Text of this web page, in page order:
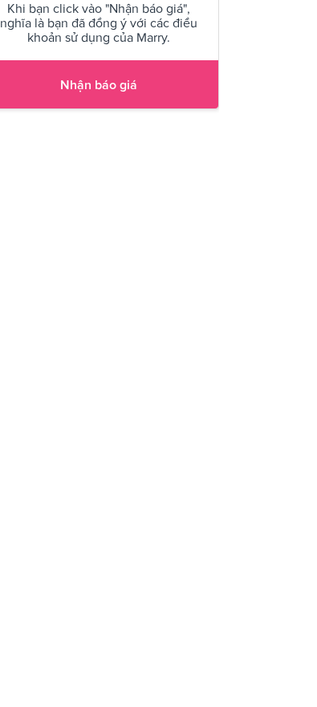
Khi bạn click vào "Nhận báo giá",
nghĩa là bạn đã đồng ý với các điều
khoản sử dụng của Marry.
Nhận báo giá